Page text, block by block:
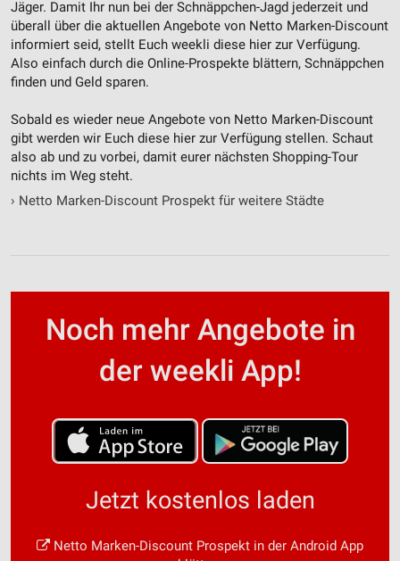
Jäger. Damit Ihr nun bei der Schnäppchen-Jagd jederzeit und
überall über die aktuellen Angebote von Netto Marken-Discount
informiert seid, stellt Euch weekli diese hier zur Verfügung.
Also einfach durch die Online-Prospekte blättern, Schnäppchen
finden und Geld sparen.
Sobald es wieder neue Angebote von Netto Marken-Discount
gibt werden wir Euch diese hier zur Verfügung stellen. Schaut
also ab und zu vorbei, damit eurer nächsten Shopping-Tour
nichts im Weg steht.
› Netto Marken-Discount Prospekt für weitere Städte
Noch mehr Angebote in
der weekli App!
Jetzt kostenlos laden
Netto Marken-Discount Prospekt in der Android App